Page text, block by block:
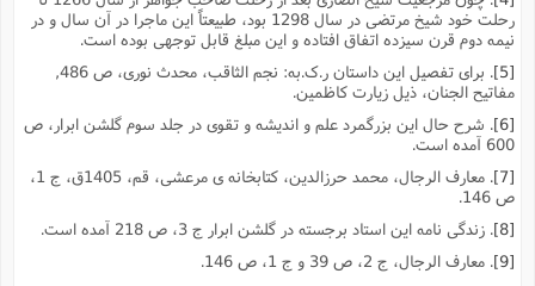
رحلت خود شیخ مرتضى در سال 1298 بود، طبیعتاً این ماجرا در آن سال و در
نیمه دوم قرن سیزده اتفاق افتاده و این مبلغ قابل توجهى بوده است.
. براى تفصیل این داستان ر.ک.به: نجم الثاقب، محدث نورى، ص 486,
مفاتیح الجنان، ذیل زیارت کاظمین.
. شرح حال این بزرگمرد علم و اندیشه و تقوى در جلد سوم گلشن ابرار، ص
600 آمده است.
. معارف الرجال، محمد حرزالدین، کتابخانه ى مرعشى، قم، 1405ق، ج 1،
ص 146.
. زندگى نامه این استاد برجسته در گلشن ابرار ج 3، ص 218 آمده است.
. معارف الرجال، ج 2، ص 39 و ج 1، ص 146.